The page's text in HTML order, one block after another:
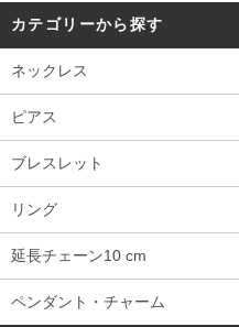
カテゴリーから探す
ネックレス
ピアス
ブレスレット
リング
延長チェーン10 cm
ペンダント・チャーム